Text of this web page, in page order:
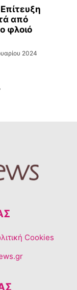
από
φλοιό
2024
Cookies